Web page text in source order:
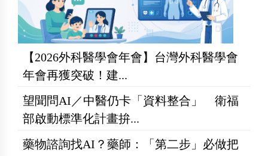
【2026外科醫學會年會】台灣外科醫學會
年會再獲突破！建...
望聞問AI／中醫仍卡「資料整合」 衛福
部啟動標準化計畫拚...
藥物諮詢找AI？藥師：「第二步」必做把